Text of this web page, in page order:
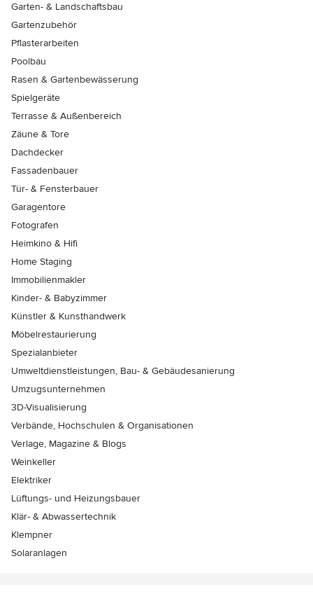
Garten- & Landschaftsbau
Gartenzubehör
Pflasterarbeiten
Poolbau
Rasen & Gartenbewässerung
Spielgeräte
Terrasse & Außenbereich
Zäune & Tore
Dachdecker
Fassadenbauer
Tür- & Fensterbauer
Garagentore
Fotografen
Heimkino & Hifi
Home Staging
Immobilienmakler
Kinder- & Babyzimmer
Künstler & Kunsthandwerk
Möbelrestaurierung
Spezialanbieter
Umweltdienstleistungen, Bau- & Gebäudesanierung
Umzugsunternehmen
3D-Visualisierung
Verbände, Hochschulen & Organisationen
Verlage, Magazine & Blogs
Weinkeller
Elektriker
Lüftungs- und Heizungsbauer
Klär- & Abwassertechnik
Klempner
Solaranlagen